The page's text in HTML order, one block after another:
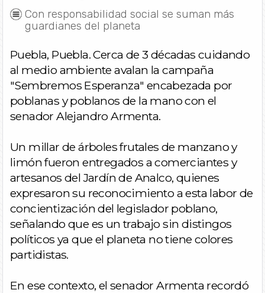
Con responsabilidad social se suman más
guardianes del planeta
Puebla, Puebla. Cerca de 3 décadas cuidando
al medio ambiente avalan la campaña
"Sembremos Esperanza" encabezada por
poblanas y poblanos de la mano con el
senador Alejandro Armenta.
Un millar de árboles frutales de manzano y
limón fueron entregados a comerciantes y
artesanos del Jardín de Analco, quienes
expresaron su reconocimiento a esta labor de
concientización del legislador poblano,
señalando que es un trabajo sin distingos
políticos ya que el planeta no tiene colores
partidistas.
En ese contexto, el senador Armenta recordó